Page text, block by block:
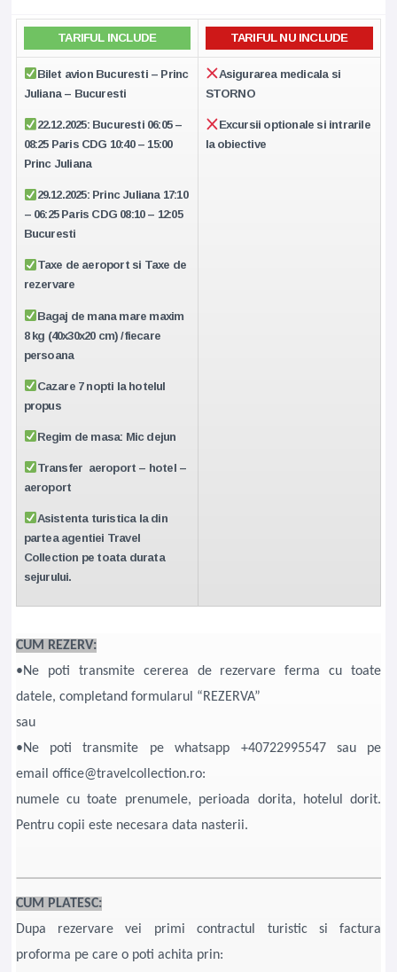
TARIFUL INCLUDE TARIFUL NU INCLUDE
Bilet avion Bucuresti – Princ
Juliana – Bucuresti
22.12.2025: Bucuresti 06:05 –
08:25 Paris CDG 10:40 – 15:00
Princ Juliana
29.12.2025: Princ Juliana 17:10
– 06:25 Paris CDG 08:10 – 12:05
Bucuresti
Taxe de aeroport si Taxe de
rezervare
Bagaj de mana mare maxim
8 kg (40x30x20 cm) /fiecare
persoana
Cazare 7 nopti la hotelul
propus
Regim de masa: Mic dejun
Transfer aeroport – hotel –
aeroport
Asistenta turistica la din
partea agentiei Travel
Collection pe toata durata
sejurului.
Asigurarea medicala si
STORNO
Excursii optionale si intrarile
la obiective
CUM REZERV:
•Ne poti transmite cererea de rezervare ferma cu toate
datele, completand formularul “REZERVA”
sau
•Ne poti transmite pe whatsapp +40722995547 sau pe
email office@travelcollection.ro:
numele cu toate prenumele, perioada dorita, hotelul dorit.
Pentru copii este necesara data nasterii.
CUM PLATESC:
Dupa rezervare vei primi contractul turistic si factura
proforma pe care o poti achita prin: